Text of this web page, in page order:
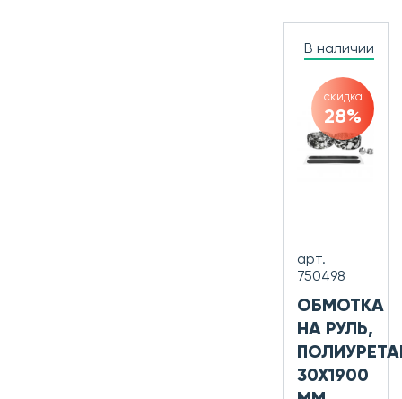
В наличии
скидка
28%
арт.
750498
ОБМОТКА
НА РУЛЬ,
30Х1900